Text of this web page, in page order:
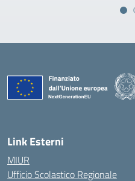
Link Esterni
MIUR
Ufficio Scolastico Regionale